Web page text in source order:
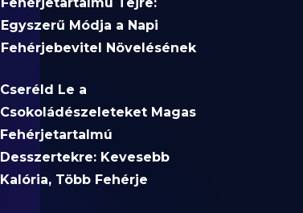
Egyszerű Módja a Napi
Fehérjebevitel Növelésének
Cseréld Le a
Csokoládészeleteket Magas
Fehérjetartalmú
Desszertekre: Kevesebb
Kalória, Több Fehérje